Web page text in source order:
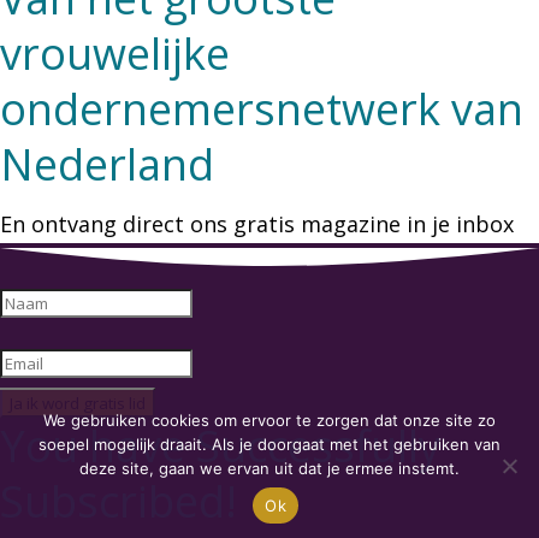
vrouwelijke
ondernemersnetwerk van
Nederland
En ontvang direct ons gratis magazine in je inbox
You have Successfully
We gebruiken cookies om ervoor te zorgen dat onze site zo
soepel mogelijk draait. Als je doorgaat met het gebruiken van
deze site, gaan we ervan uit dat je ermee instemt.
Ok